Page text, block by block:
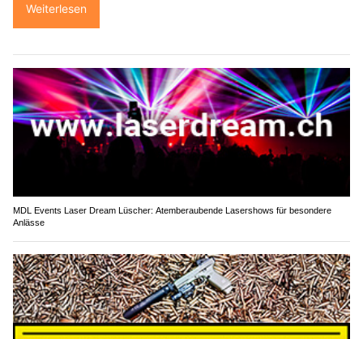
Weiterlesen
MDL Events Laser Dream Lüscher: Atemberaubende Lasershows für besondere
Anlässe